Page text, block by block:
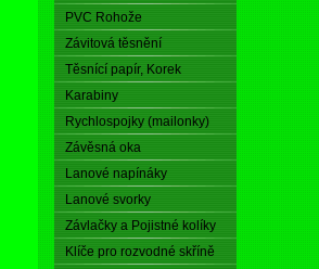
PVC Rohože
Závitová těsnění
Těsnící papír, Korek
Karabiny
Rychlospojky (mailonky)
Závěsná oka
Lanové napínáky
Lanové svorky
Závlačky a Pojistné kolíky
Klíče pro rozvodné skříně